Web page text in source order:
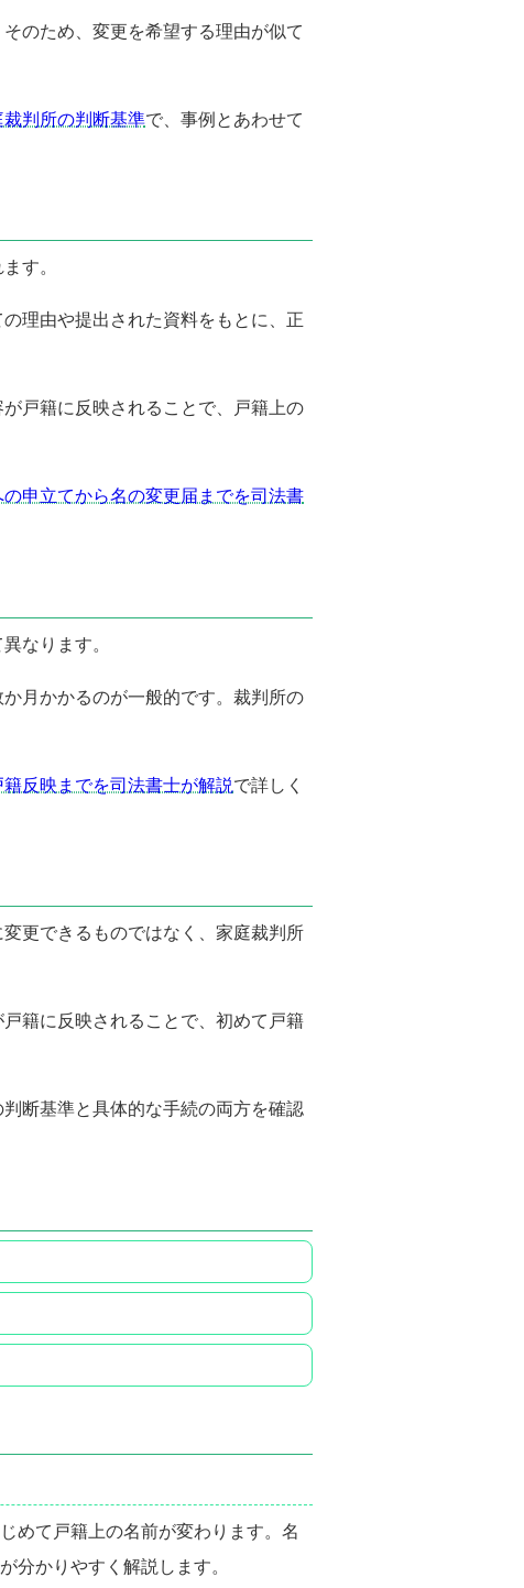
のため、変更を希望する理由が似て
判所の判断基準で、事例とあわせて
す。
理由や提出された資料をもとに、正
戸籍に反映されることで、戸籍上の
申立てから名の変更届までを司法書
なります。
月かかるのが一般的です。裁判所の
反映までを司法書士が解説で詳しく
更できるものではなく、家庭裁判所
籍に反映されることで、初めて戸籍
断基準と具体的な手続の両方を確認
めて戸籍上の名前が変わります。名
分かりやすく解説します。